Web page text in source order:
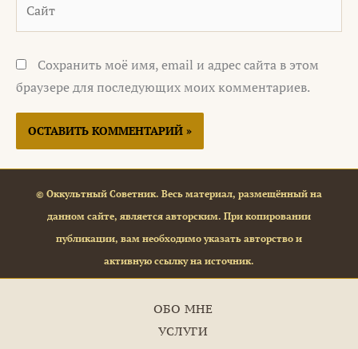
Сохранить моё имя, email и адрес сайта в этом
браузере для последующих моих комментариев.
© Оккультный Советник. Весь материал, размещённый на
данном сайте, является авторским. При копировании
публикации, вам необходимо указать авторство и
активную ссылку на источник.
ОБО МНЕ
УСЛУГИ